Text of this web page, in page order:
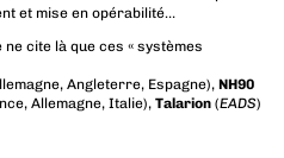
et mise en opérabilité…
cite là que ces « systèmes
Angleterre, Espagne),NH90
Allemagne, Italie),Talarion (EADS)